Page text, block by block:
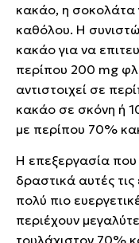
κακάο, η σοκολάτα
καθόλου. Η
κακάο για να
περίπου 200 mg
αντιστοιχεί σε
κακάο σε σκόνη ή
με περίπου 70%
Η επεξεργασία που
δραστικά αυτές
πολύ πιο
περιέχουν
τουλάχιστον 70%